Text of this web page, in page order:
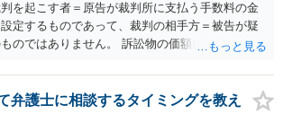
を起こす者＝原告が裁判所に支払う手数料の金
定するものであって、裁判の相手方＝被告が疑
のではありません。 訴訟物の価額自体が裁判の
れることはありません。
弁護士に相談するタイミングを教え